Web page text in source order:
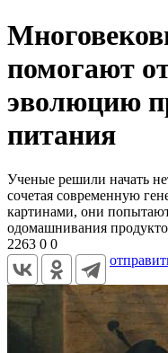
помогают
эволюцию
питания
Ученые решили начать
сочетая современную
картинами, они
одомашнивания
2263 0 0